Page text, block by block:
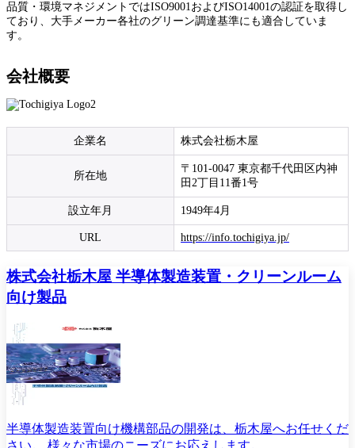
品質・環境マネジメントではISO9001およびISO14001の認証を取得し
ており、大手メーカー各社のグリーン調達基準にも適合していま
す。
会社概要
企業名 株式会社栃木屋
所在地
〒101-0047 東京都千代田区内神
田2丁目11番1号
設立年月 1949年4月
URL https://info.tochigiya.jp/
株式会社栃木屋 半導体製造装置・クリーンルーム
向け製品
半導体製造装置向け機構部品の開発は、栃木屋へお任せくだ
さい。 様々な市場のニーズにお応えします。